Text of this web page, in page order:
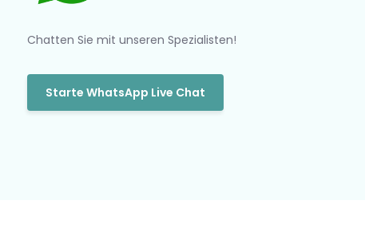
Chatten Sie mit unseren Spezialisten!
Starte WhatsApp Live Chat